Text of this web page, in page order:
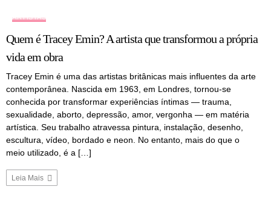
ARTISTAS
Quem é Tracey Emin? A artista que transformou a própria
vida em obra
Tracey Emin é uma das artistas britânicas mais influentes da arte
contemporânea. Nascida em 1963, em Londres, tornou-se
conhecida por transformar experiências íntimas — trauma,
sexualidade, aborto, depressão, amor, vergonha — em matéria
artística. Seu trabalho atravessa pintura, instalação, desenho,
escultura, vídeo, bordado e neon. No entanto, mais do que o
meio utilizado, é a […]
Leia Mais